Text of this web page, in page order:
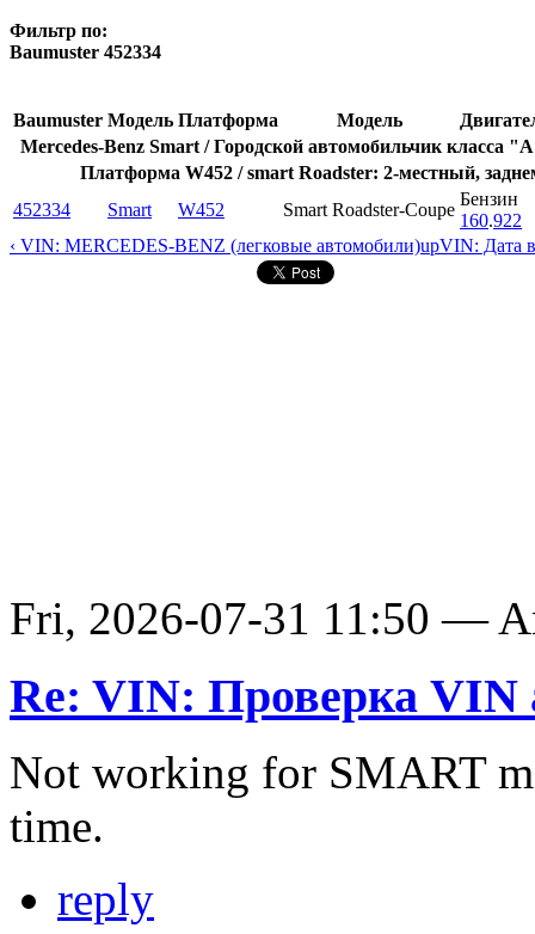
Фильтр по:
Baumuster 452334
Baumuster Модель Платформа Модель
Mercedes-Benz Smart / Городской автомобильчик класса
Платформа W452 / smart Roadster: 2-местный,
452334
Smart W452 Smart Roadster-Coupe
Бензин
160.922
‹ VIN: MERCEDES-BENZ (легковые автомобили)upVIN: Дата
Fri, 2026-07-31 11:50 —
Re: VIN: Проверка VIN
Not working for SMART
time.
reply